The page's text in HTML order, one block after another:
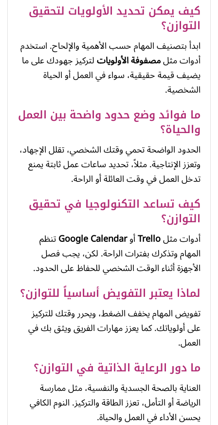
كيف يمكن تحديد الأولويات لتحقيق
التوازن؟
ابدأ بتصنيف المهام حسب الأهمية والإلحاح. استخدم
أدوات مثلمصفوفة الأولوياتلتركيز جهودك على ما
يضيف قيمة حقيقية، سواء في العمل أو الحياة
الشخصية.
ما فوائد وضع حدود واضحة بين العمل
والحياة؟
الحدود الواضحة تحمي وقتك الشخصي، تقلل الإجهاد،
وتعزز الإنتاجية. مثلاً، تحديد ساعات عمل ثابتة يمنع
تدخل العمل في وقت العائلة أو الراحة.
كيف تساعد التكنولوجيا في تحقيق
التوازن؟
أدوات مثلTrelloأوGoogle Calendarتنظم
المهام وتذكرك بفترات الراحة. لكن، يجب فصل
الأجهزة أثناء الوقت الشخصي للحفاظ على الحدود.
لماذا يعتبر التفويض أساسياً للتوازن؟
تفويض المهام يخفف الضغط، ويحرر وقتك للتركيز
على أولوياتك. كما يعزز مهارات الفريق ويثق بك في
العمل.
ما دور الرعاية الذاتية في التوازن؟
العناية بالصحة الجسدية والنفسية، مثل ممارسة
الرياضة أو التأمل، تعزز الطاقة والتركيز. النوم الكافي
يحسن الأداء في العمل والحياة.